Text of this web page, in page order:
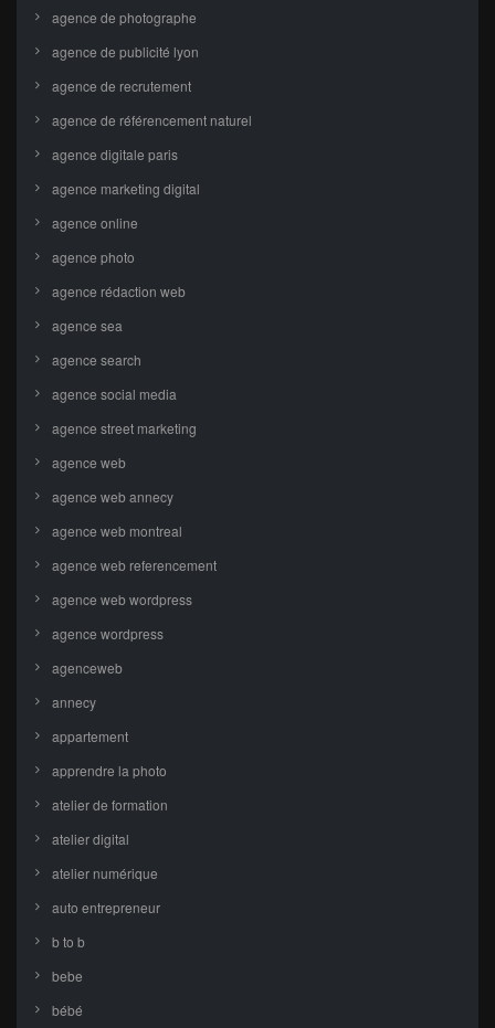
agence de photographe
agence de publicité lyon
agence de recrutement
agence de référencement naturel
agence digitale paris
agence marketing digital
agence online
agence photo
agence rédaction web
agence sea
agence search
agence social media
agence street marketing
agence web
agence web annecy
agence web montreal
agence web referencement
agence web wordpress
agence wordpress
agenceweb
annecy
appartement
apprendre la photo
atelier de formation
atelier digital
atelier numérique
auto entrepreneur
b to b
bebe
bébé